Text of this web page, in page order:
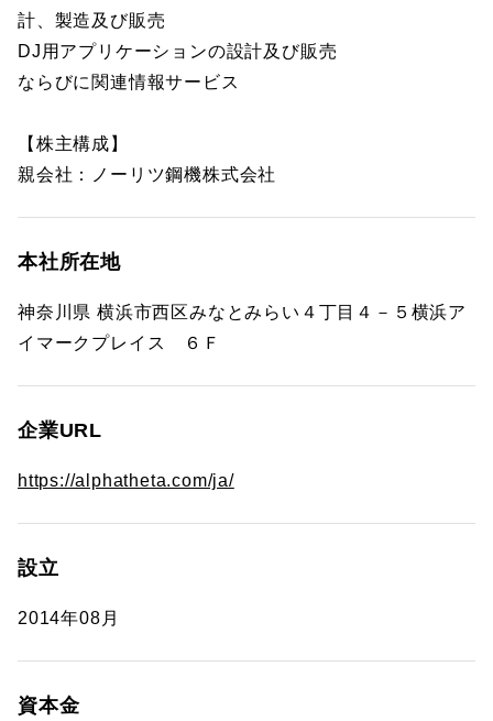
計、製造及び販売
DJ用アプリケーションの設計及び販売
ならびに関連情報サービス
【株主構成】
親会社：ノーリツ鋼機株式会社
本社所在地
神奈川県 横浜市西区みなとみらい４丁目４－５横浜ア
イマークプレイス ６Ｆ
企業URL
https://alphatheta.com/ja/
設立
2014年08月
資本金